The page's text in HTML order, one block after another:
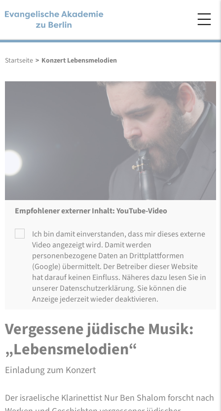
Startseite > Konzert Lebensmelodien
Empfohlener externer Inhalt: YouTube-Video
Ich bin damit einverstanden, dass mir dieses externe
Video angezeigt wird. Damit werden
personenbezogene Daten an Drittplattformen
(Google) übermittelt. Der Betreiber dieser Website
hat darauf keinen Einfluss. Näheres dazu lesen Sie in
unserer Datenschutzerklärung. Sie können die
Anzeige jederzeit wieder deaktivieren.
Vergessene jüdische Musik:
„Lebensmelodien“
Einladung zum Konzert
Der israelische Klarinettist Nur Ben Shalom forscht nach